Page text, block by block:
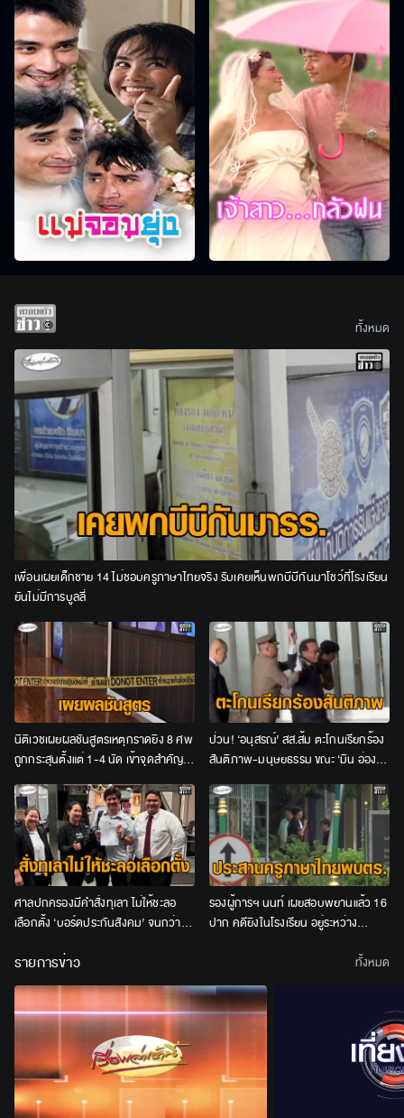
เพื่อนเผยเด็กชาย 14 ไม่ชอบครูภาษาไทยจริง รับเคยเห็นพกบีบีกันมาโชว์ที่โรงเรียน
ยันไม่มีการบูลลี่
นิติเวชเผยผลชันสูตรเหตุกราดยิง 8 ศพ
ถูกกระสุนตั้งแต่ 1-4 นัด เข้าจุดสำคัญ
ของร่างกาย
ป่วน! ‘อนุสรณ์’ สส.ส้ม ตะโกนเรียกร้อง
สันติภาพ-มนุษยธรรม ขณะ ‘มิน อ่อง
ไลง์’ เยือน ก่อนถูกคุมตัวพ้นพื้นที่
ศาลปกครองมีคำสั่งทุเลา ไม่ให้ชะลอ
เลือกตั้ง ‘บอร์ดประกันสังคม’ จนกว่าจะ
รองผู้การฯ นนท์ เผยสอบพยานแล้ว 16
ปาก คดียิงในโรงเรียน อยู่ระหว่าง
ทั้งหมด
รายการข่าว ทั้งหมด